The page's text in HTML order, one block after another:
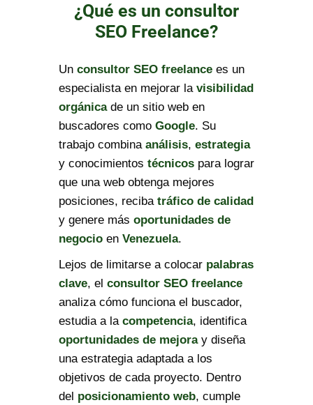
¿Qué es un consultor
SEO Freelance?
Un consultor SEO freelance es un
especialista en mejorar la visibilidad
orgánicade un sitio web en
buscadores como Google. Su
trabajo combina análisis, estrategia
y conocimientos técnicos para lograr
que una web obtenga mejores
posiciones, reciba tráfico de calidad
y genere más oportunidades de
negocio en Venezuela.
Lejos de limitarse a colocar palabras
clave, el consultor SEO freelance
analiza cómo funciona el buscador,
estudia a la competencia, identifica
oportunidades de mejoray diseña
una estrategia adaptada a los
objetivos de cada proyecto. Dentro
del posicionamiento web, cumple